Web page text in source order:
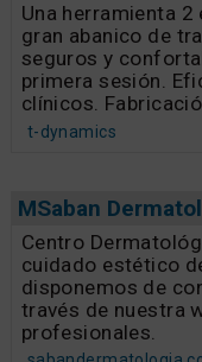
Una herramienta
gran abanico de
seguros y
primera sesión.
clínicos.
t-dynamics
MSaban
Centro
cuidado estético
disponemos de
través de nuestra
profesionales.